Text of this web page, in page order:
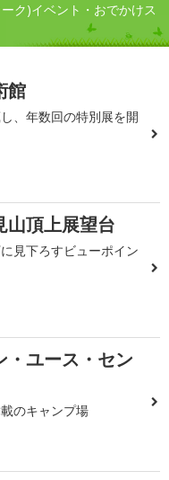
ク)イベント・おでかけス
館
、年数回の特別展を開
山頂上展望台
見下ろすビューポイン
・ユース・セン
のキャンプ場